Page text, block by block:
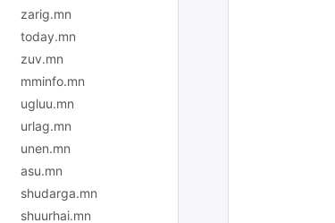
zarig.mn
today.mn
zuv.mn
mminfo.mn
ugluu.mn
urlag.mn
unen.mn
asu.mn
shudarga.mn
shuurhai.mn